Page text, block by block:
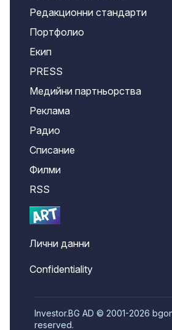
Редакционни стандарти
Портфолио
Екип
PRESS
Медийни партньорства
Реклама
Радио
Списание
Филми
RSS
Лични данни
Confidentiality
Investor.BG AD © 2001-2026
reserved.